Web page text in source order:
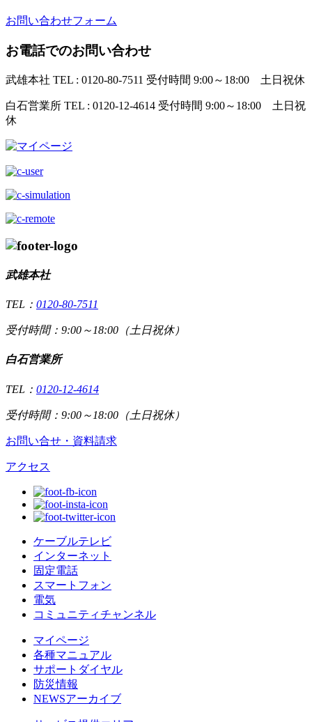
お問い合わせフォーム
お電話でのお問い合わせ
武雄本社 TEL : 0120-80-7511 受付時間 9:00～18:00 土日祝休
白石営業所 TEL : 0120-12-4614 受付時間 9:00～18:00 土日祝
休
武雄本社
TEL： 0120-80-7511
受付時間：9:00～18:00（土日祝休）
白石営業所
TEL： 0120-12-4614
受付時間：9:00～18:00（土日祝休）
お問い合せ・資料請求
アクセス
ケーブルテレビ
インターネット
固定電話
スマートフォン
電気
コミュニティチャンネル
マイページ
各種マニュアル
サポートダイヤル
防災情報
NEWSアーカイブ